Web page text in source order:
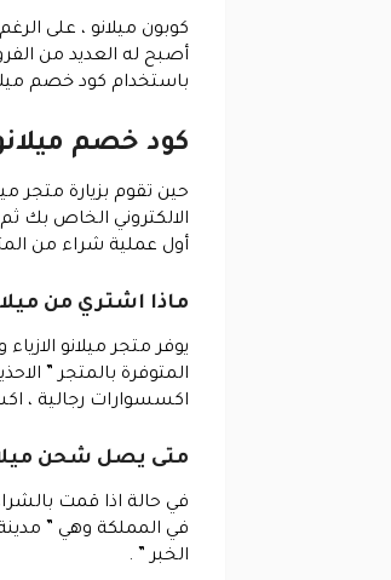
كوبون ميلانو
أصبح له العديد من
باستخدام كود خصم
كود خصم ميلانو 10% حصري
حين تقوم بزيارة متجر
أول عملية شراء من
ماذا اشتري من
يوفر متجر ميلانو
المتوفرة بالمتجر ”
اكسسوارات رجالية ،
متى يصل شحن
في حالة اذا قمت
في المملكة وهي ” مدينة
الخبر ” .